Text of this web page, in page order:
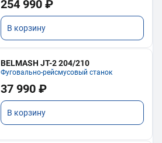
254 990 ₽
В корзину
BELMASH JT-2 204/210
Фуговально-рейсмусовый станок
37 990 ₽
В корзину